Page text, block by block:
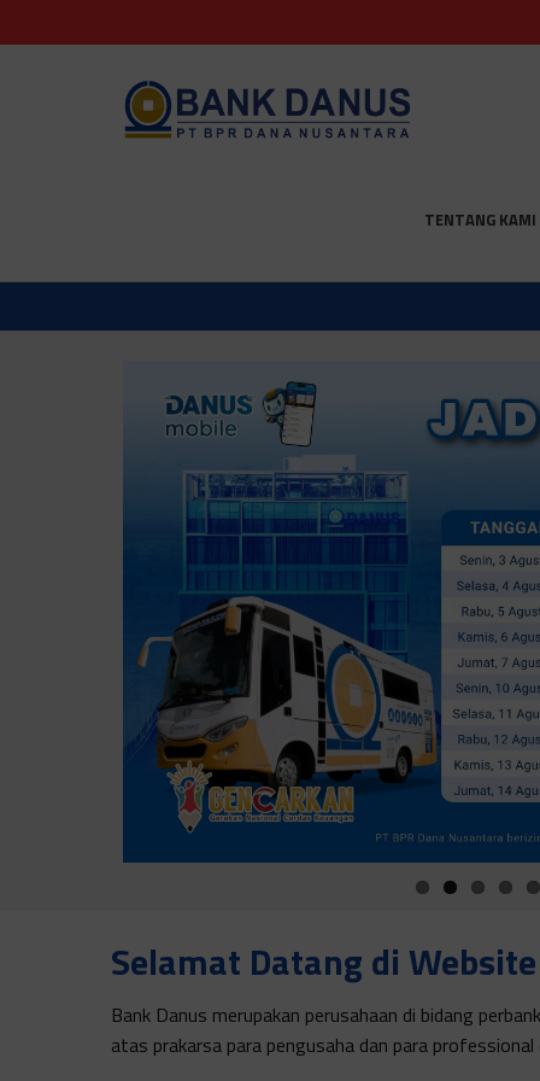
TENTANG KAMI
Selamat Datang di
Bank Danus merupakan perusahaan di bidang
atas prakarsa para pengusaha dan para professional